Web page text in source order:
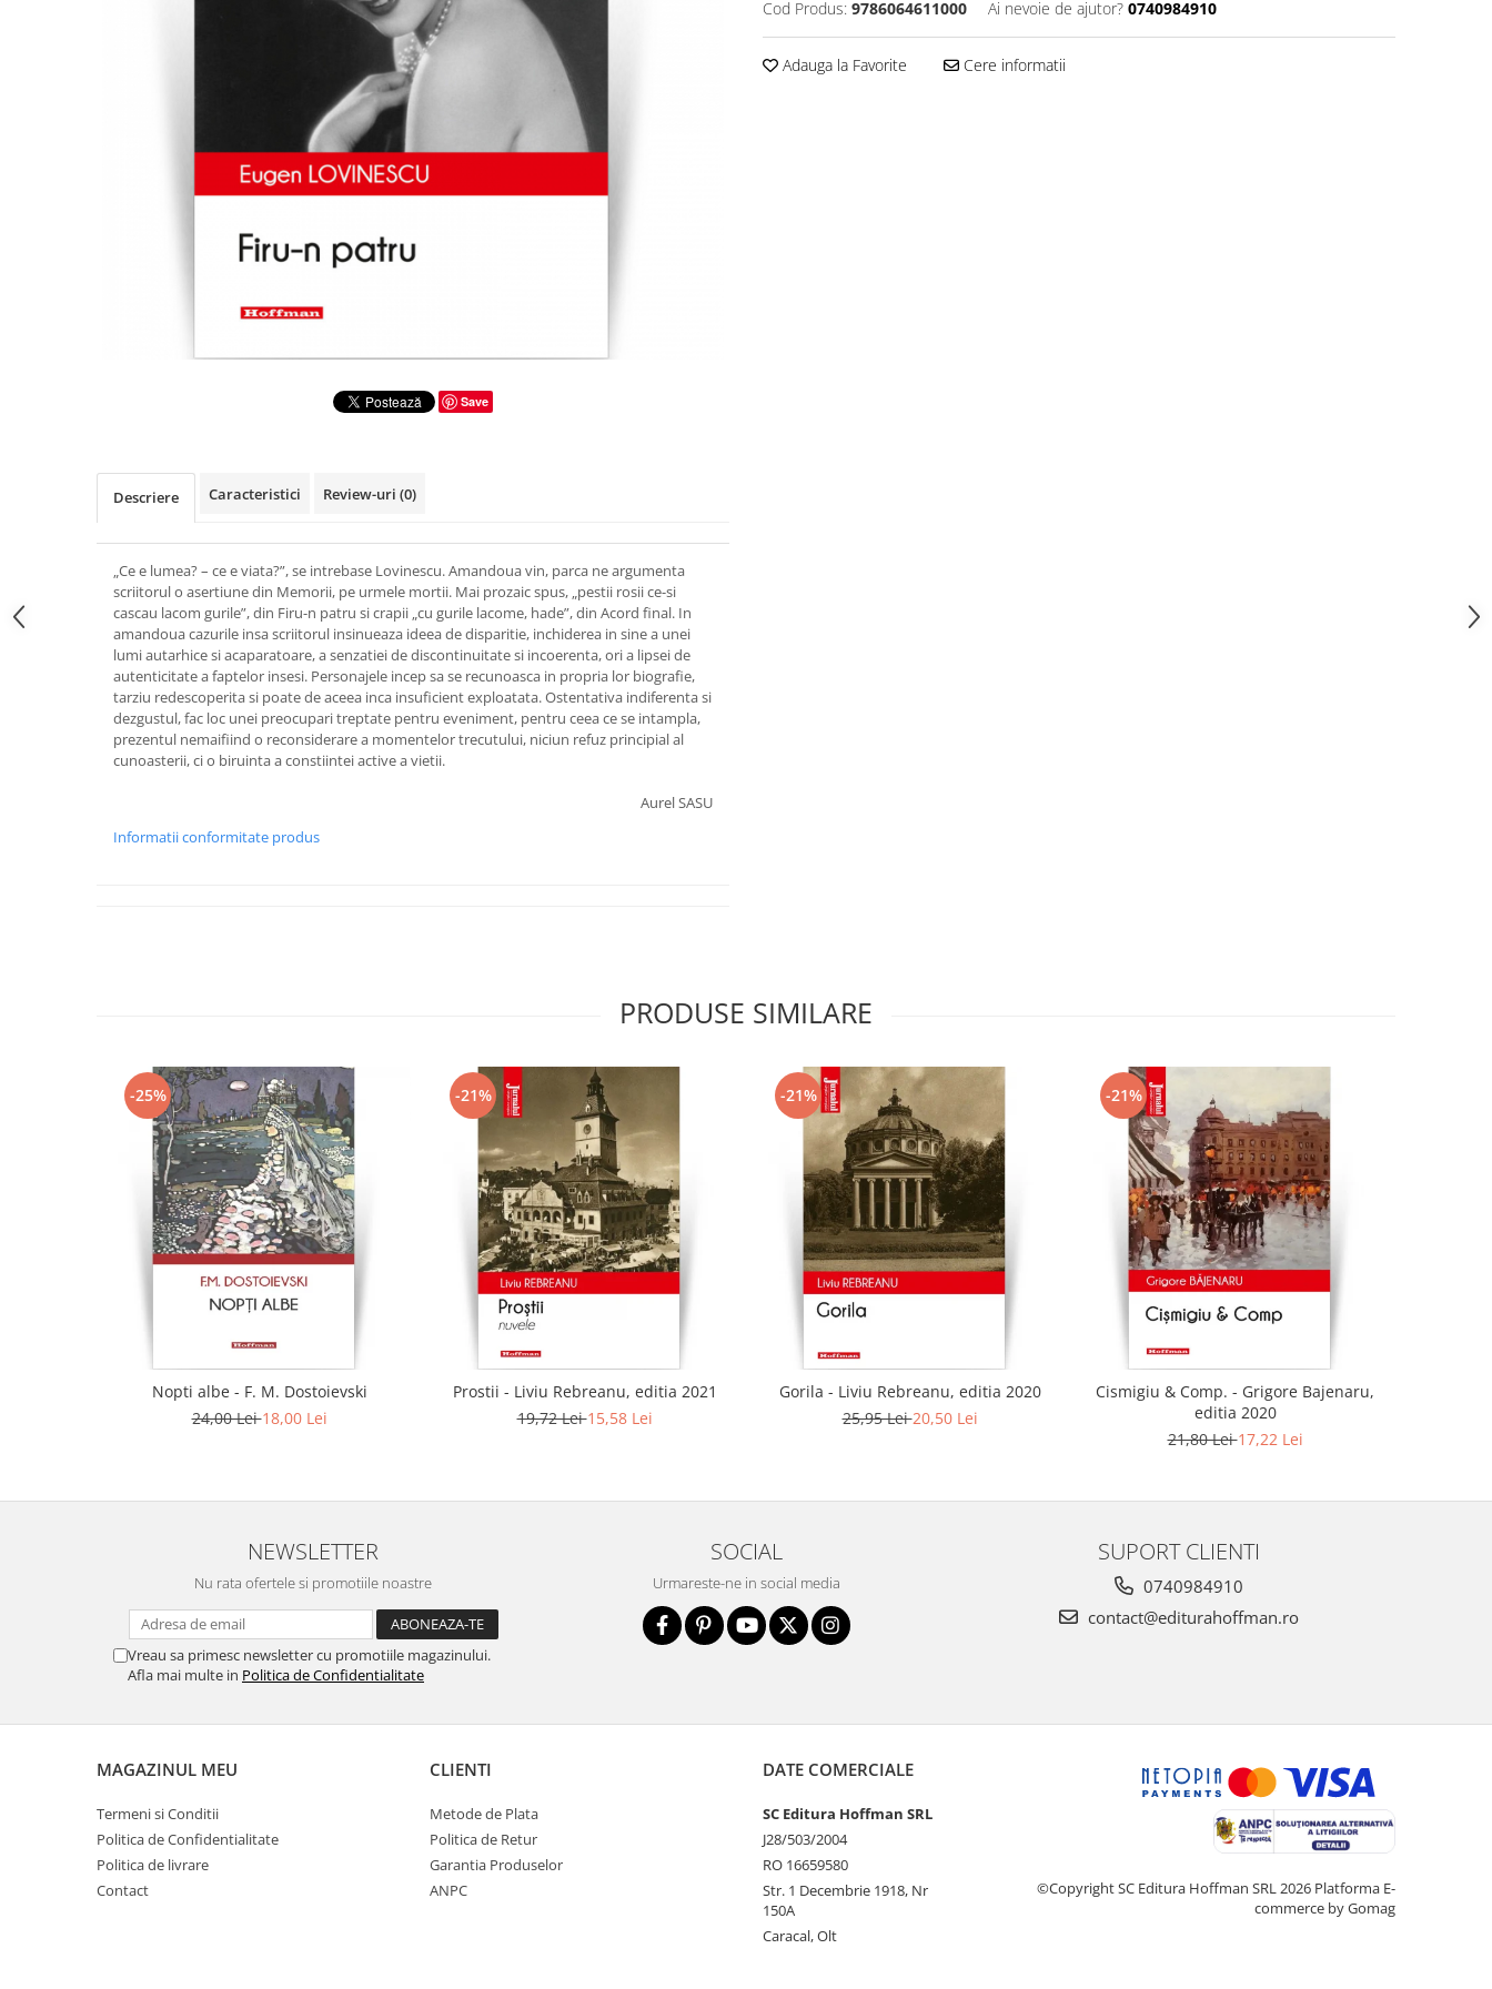
Publicistica / Reportaje / Interviuri
Save
Cod Produs: 9786064611000 Ai nevoie de ajutor? 0740984910
Adauga la Favorite Cere informatii
Descriere Caracteristici Review-uri (0)
„Ce e lumea? – ce e viata?”, se intrebase Lovinescu. Amandoua vin, parca ne argumenta
scriitorul o asertiune din Memorii, pe urmele mortii. Mai prozaic spus, „pestii rosii ce-si
cascau lacom gurile”, din Firu-n patru si crapii „cu gurile lacome, hade”, din Acord final. In
amandoua cazurile insa scriitorul insinueaza ideea de disparitie, inchiderea in sine a unei
lumi autarhice si acaparatoare, a senzatiei de discontinuitate si incoerenta, ori a lipsei de
autenticitate a faptelor insesi. Personajele incep sa se recunoasca in propria lor biografie,
tarziu redescoperita si poate de aceea inca insuficient exploatata. Ostentativa indiferenta si
dezgustul, fac loc unei preocupari treptate pentru eveniment, pentru ceea ce se intampla,
prezentul nemaifiind o reconsiderare a momentelor trecutului, niciun refuz principial al
cunoasterii, ci o biruinta a constiintei active a vietii.
Aurel SASU
Informatii conformitate produs
PRODUSE SIMILARE
-25%
Nopti albe - F. M. Dostoievski
24,00 Lei18,00 Lei
-21%
Prostii - Liviu Rebreanu, editia 2021
19,72 Lei15,58 Lei
-21%
Gorila - Liviu Rebreanu, editia 2020
25,95 Lei20,50 Lei
-21%
Cismigiu & Comp. - Grigore Bajenaru,
editia 2020
21,80 Lei17,22 Lei
NEWSLETTER
Nu rata ofertele si promotiile noastre
Vreau sa primesc newsletter cu promotiile magazinului.
Afla mai multe in Politica de Confidentialitate
SOCIAL
Urmareste-ne in social media
SUPORT CLIENTI
0740984910
contact@editurahoffman.ro
MAGAZINUL MEU
Termeni si Conditii
Politica de Confidentialitate
Politica de livrare
Contact
CLIENTI
Metode de Plata
Politica de Retur
Garantia Produselor
ANPC
DATE COMERCIALE
SC Editura Hoffman SRL
J28/503/2004
RO 16659580
Str. 1 Decembrie 1918, Nr
150A
Caracal, Olt
©Copyright SC Editura Hoffman SRL 2026 Platforma E-
commerce by Gomag